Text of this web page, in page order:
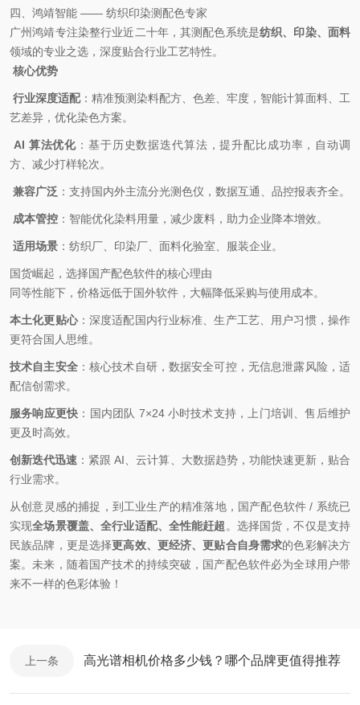
四、鸿靖智能 —— 纺织印染测配色专家
广州鸿靖专注染整行业近二十年，其测配色系统是纺织、印染、面料
领域的专业之选，深度贴合行业工艺特性。
核心优势
行业深度适配：精准预测染料配方、色差、牢度，智能计算面料、工
艺差异，优化染色方案。
AI 算法优化 ：基于历史数据迭代算法，提升配比成功率，自动调
方、减少打样轮次。
兼容广泛 ：支持国内外主流分光测色仪，数据互通、品控报表齐全。
成本管控 ：智能优化染料用量，减少废料，助力企业降本增效。
适用场景 ：纺织厂、印染厂、面料化验室、服装企业。
国货崛起，选择国产配色软件的核心理由
同等性能下，价格远低于国外软件，大幅降低采购与使用成本。
本土化更贴心：深度适配国内行业标准、生产工艺、用户习惯，操作
更符合国人思维。
技术自主安全：核心技术自研，数据安全可控，无信息泄露风险，适
配信创需求。
服务响应更快 ：国内团队 7×24 小时技术支持，上门培训、售后维护
更及时高效。
创新迭代迅速 ：紧跟 AI、云计算、大数据趋势，功能快速更新，贴合
行业需求。
从创意灵感的捕捉，到工业生产的精准落地，国产配色软件 / 系统已
实现全场景覆盖、全行业适配、全性能赶超 。选择国货，不仅是支持
民族品牌，更是选择更高效、更经济、更贴合自身需求的色彩解决方
案。未来，随着国产技术的持续突破，国产配色软件必为全球用户带
来不一样的色彩体验！
上一条 高光谱相机价格多少钱？哪个品牌更值得推荐